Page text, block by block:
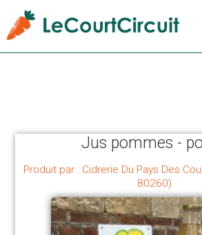
Jus pommes -
Produit par : Cidrerie Du Pays Des
80260)